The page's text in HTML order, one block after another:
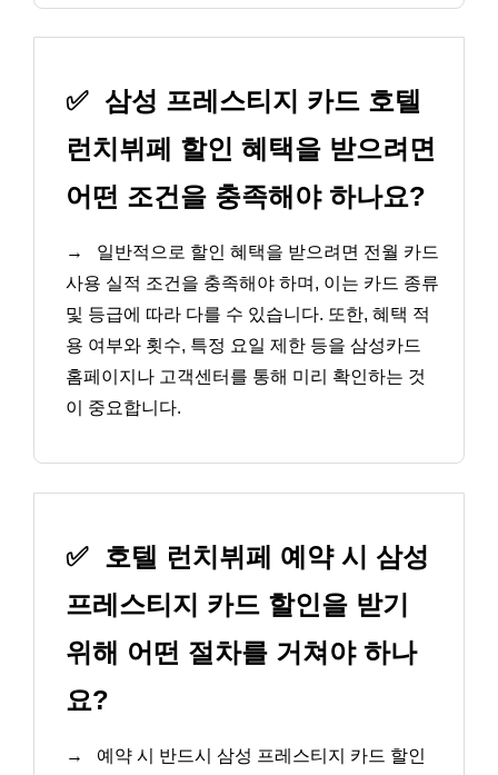
✅ 삼성 프레스티지 카드 호텔
런치뷔페 할인 혜택을 받으려면
어떤 조건을 충족해야 하나요?
→
일반적으로 할인 혜택을 받으려면 전월 카드
사용 실적 조건을 충족해야 하며, 이는 카드 종류
및 등급에 따라 다를 수 있습니다. 또한, 혜택 적
용 여부와 횟수, 특정 요일 제한 등을 삼성카드
홈페이지나 고객센터를 통해 미리 확인하는 것
이 중요합니다.
✅ 호텔 런치뷔페 예약 시 삼성
프레스티지 카드 할인을 받기
위해 어떤 절차를 거쳐야 하나
요?
→
예약 시 반드시 삼성 프레스티지 카드 할인